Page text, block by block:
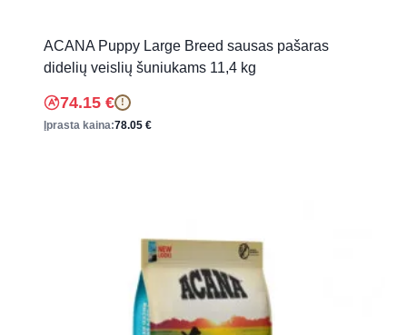
ACANA Puppy Large Breed sausas pašaras
didelių veislių šuniukams 11,4 kg
74.15 € !
Įprasta kaina:78.05 €